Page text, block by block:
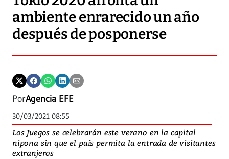
ambiente enrarecido un año
después de posponerse
PorAgencia EFE
30/03/2021 08:55
Los Juegos se celebrarán este verano en la capital
nipona sin que el país permita la entrada de visitantes
extranjeros